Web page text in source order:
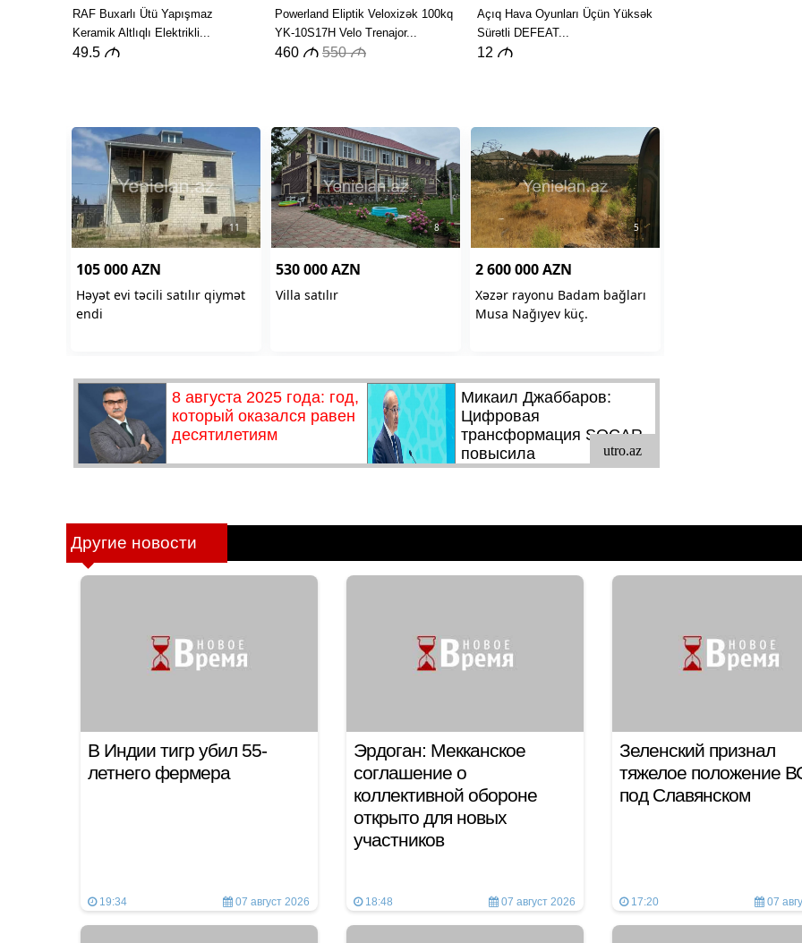
Другие новости
В Индии тигр убил 55-
летнего фермера
19:34 07 август 2026
Эрдоган: Мекканское
соглашение о
коллективной обороне
открыто для новых
участников
18:48 07 август 2026
Зеленский признал
тяжелое положение
под Славянском
17:20 07